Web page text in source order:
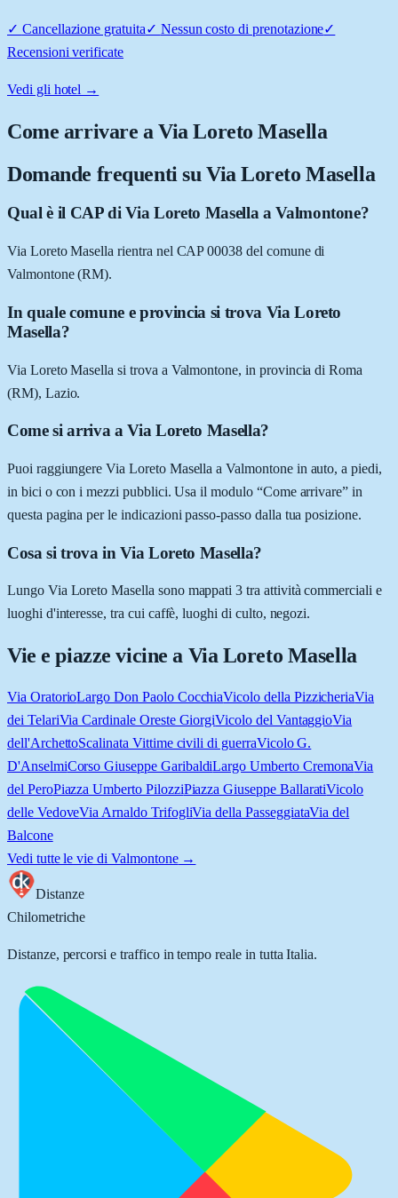
✓ Cancellazione gratuita✓ Nessun costo di prenotazione✓
Recensioni verificate
Vedi gli hotel →
Come arrivare aVia Loreto Masella
Domande frequenti su Via Loreto Masella
Qual è il CAP di Via Loreto Masella a Valmontone?
Via Loreto Masella rientra nel CAP 00038 del comune di
Valmontone (RM).
In quale comune e provincia si trova Via Loreto
Masella?
Via Loreto Masella si trova a Valmontone, in provincia di Roma
(RM), Lazio.
Come si arriva a Via Loreto Masella?
Puoi raggiungere Via Loreto Masella a Valmontone in auto, a piedi,
in bici o con i mezzi pubblici. Usa il modulo “Come arrivare” in
questa pagina per le indicazioni passo-passo dalla tua posizione.
Cosa si trova in Via Loreto Masella?
Lungo Via Loreto Masella sono mappati 3 tra attività commerciali e
luoghi d'interesse, tra cui caffè, luoghi di culto, negozi.
Vie e piazze vicine a Via Loreto Masella
Via OratorioLargo Don Paolo CocchiaVicolo della PizzicheriaVia
dei TelariVia Cardinale Oreste GiorgiVicolo del VantaggioVia
dell'ArchettoScalinata Vittime civili di guerraVicolo G.
D'AnselmiCorso Giuseppe GaribaldiLargo Umberto CremonaVia
del PeroPiazza Umberto PilozziPiazza Giuseppe BallaratiVicolo
delle VedoveVia Arnaldo TrifogliVia della PasseggiataVia del
Balcone
Vedi tutte le vie di Valmontone→
Distanze
Chilometriche
Distanze, percorsi e traffico in tempo reale in tutta Italia.